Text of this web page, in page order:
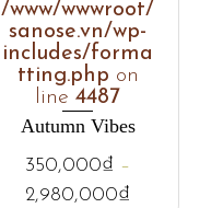
/www/wwwroot/
sanose.vn/wp-
includes/forma
tting.php on
line4487
Autumn Vibes
350,000₫ –
2,980,000₫